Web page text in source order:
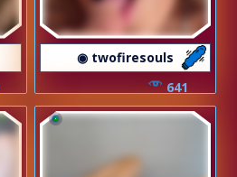
◉ twofiresouls
641